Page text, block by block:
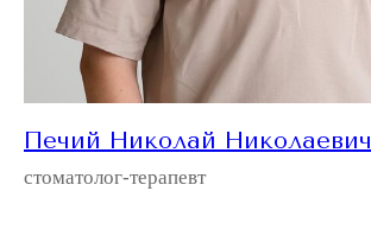
Печий Николай Николаевич
стоматолог-терапевт